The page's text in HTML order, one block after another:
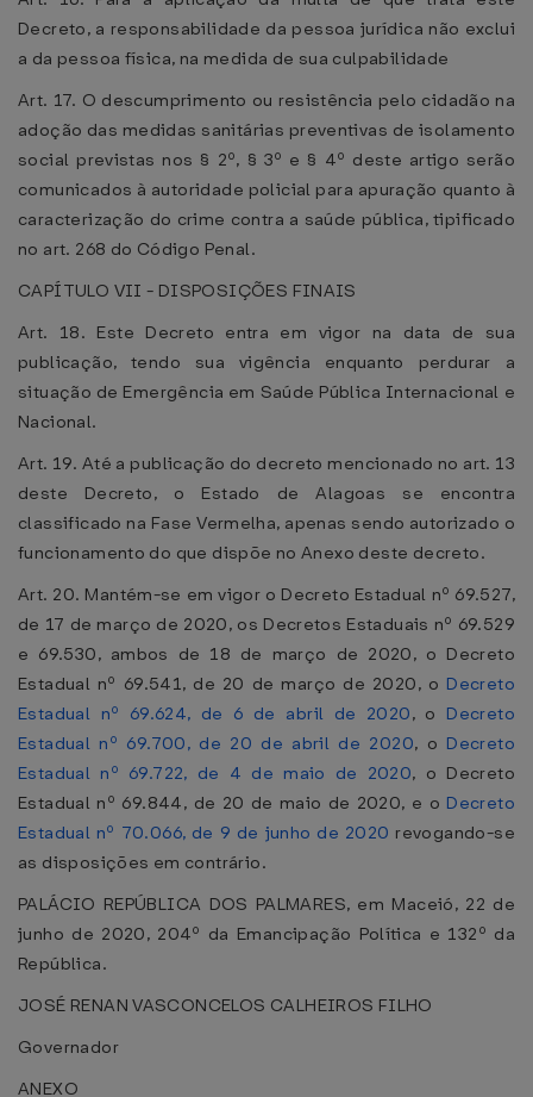
Decreto, a responsabilidade da pessoa jurídica não exclui
a da pessoa física, na medida de sua culpabilidade
Art. 17. O descumprimento ou resistência pelo cidadão na
adoção das medidas sanitárias preventivas de isolamento
social previstas nos § 2º, § 3º e § 4º deste artigo serão
comunicados à autoridade policial para apuração quanto à
caracterização do crime contra a saúde pública, tipificado
no art. 268 do Código Penal.
CAPÍTULO VII - DISPOSIÇÕES FINAIS
Art. 18. Este Decreto entra em vigor na data de sua
publicação, tendo sua vigência enquanto perdurar a
situação de Emergência em Saúde Pública Internacional e
Nacional.
Art. 19. Até a publicação do decreto mencionado no art. 13
deste Decreto, o Estado de Alagoas se encontra
classificado na Fase Vermelha, apenas sendo autorizado o
funcionamento do que dispõe no Anexo deste decreto.
Art. 20. Mantém-se em vigor o Decreto Estadual nº 69.527,
de 17 de março de 2020, os Decretos Estaduais nº 69.529
e 69.530, ambos de 18 de março de 2020, o Decreto
Estadual nº 69.541, de 20 de março de 2020, o Decreto
Estadual nº 69.624, de 6 de abril de 2020, o Decreto
Estadual nº 69.700, de 20 de abril de 2020, o Decreto
Estadual nº 69.722, de 4 de maio de 2020, o Decreto
Estadual nº 69.844, de 20 de maio de 2020, e o Decreto
Estadual nº 70.066, de 9 de junho de 2020 revogando-se
as disposições em contrário.
PALÁCIO REPÚBLICA DOS PALMARES, em Maceió, 22 de
junho de 2020, 204º da Emancipação Política e 132º da
República.
JOSÉ RENAN VASCONCELOS CALHEIROS FILHO
Governador
ANEXO